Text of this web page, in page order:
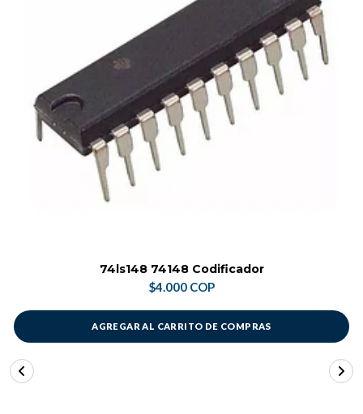
74ls148 74148 Codificador
$4.000 COP
AGREGAR AL CARRITO DE COMPRAS